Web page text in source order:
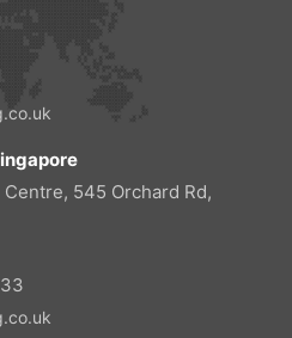
545 Orchard Rd,